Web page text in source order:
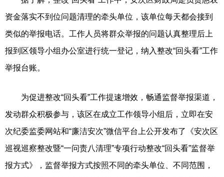
资金落实不到位问题清理的牵头单位，该单位每天都会接到
类似的举报电话。工作人员将群众举报的问题认真整理后上
报到区领导小组办公室进行统一登记，纳入整改“回头看”工作
举报台账。
为促进整改“回头看”工作提速增效，畅通监督举报渠道，
发动群众积极参与，该区在成立工作领导小组后，立即在安
次纪委监委网站和“廉洁安次”微信平台上公开发布了《安次区
巡视巡察整改暨“一问责八清理”专项行动整改“回头看”监督举
报方式》，监督举报方式按照不同的牵头单位、不同范围，